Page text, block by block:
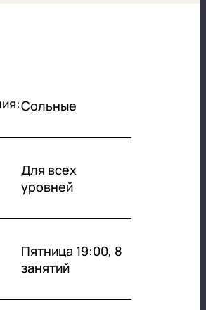
Сольные
Для всех
уровней
Пятница 19:00, 8
занятий